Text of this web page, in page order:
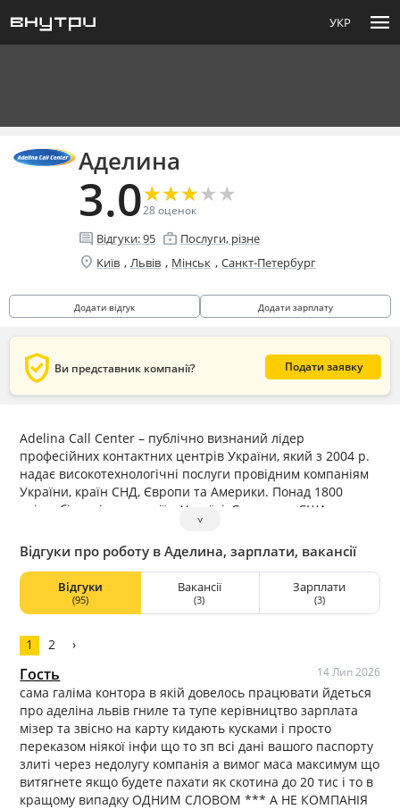
УКР menu
Аделина
3.0★
★★
★★
★★
★★
★
28оценок
comment Відгуки:95 enterprise Послуги, різне
location_on Київ , Львів , Мінськ , Санкт-Петербург
Додати відгук Додати зарплату
verified_user Ви представник компанії? Подати заявку
Adelina Call Center – публічно визнаний лідер
професійних контактних центрів України, який з 2004 р.
надає високотехнологічні послуги провідним компаніям
України, країн СНД, Європи та Америки. Понад 1800
співробітників компанії в Україні, Європи та США
щорічно обслуговують близько 50 млн. клієнтських
звернень за допомогою сучасних телекомунікаційних
засобів. Adelina Call Center дбає про розвиток свого
персоналу, забезпечує безкоштовне навчання, участь у
міжнародних конкурсах та форумах. У компанії діє
програма внутрішнього розвитку Adelina Business Class,
згідно з якою кожен наш співробітник має можливість
отримати адміністративну посаду в Adelina Call Center.
Завдяки програмі Adelina Business Class, а також
цілеспрямованій внутрішній політиці компанії з розвитку
персоналу, вся наша команда, що управляє, в тому числі,
ТОП-менеджмент, на 95% складається з колишніх
операторів-консультантів, які пройшли всю необхідну
підготовку, навчання та практику. Ми уважно ставимося
до думки співробітників, у тому числі колишніх, про
роботу в Adelina Call Center і намагаємося відстежувати
˅
Відгуки про роботу в Аделина, зарплати, вакансії
Відгуки
(95)
Вакансії
(3)
Зарплати
(3)
1 2 ›
Гость 14 Лип 2026
сама галіма контора в якій довелось працювати йдеться
про аделіна львів гниле та тупе керівництво зарплата
мізер та звісно на карту кидають кусками і просто
переказом ніякої інфи що то зп всі дані вашого паспорту
злиті через недолугу компанія а вимог маса максимум що
витягнете якщо будете пахати як скотина до 20 тис і то в
кращому випадку ОДНИМ СЛОВОМ *** А НЕ КОМПАНІЯ